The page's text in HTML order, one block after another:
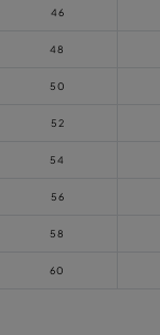
46
48
50
52
54
56
58
60